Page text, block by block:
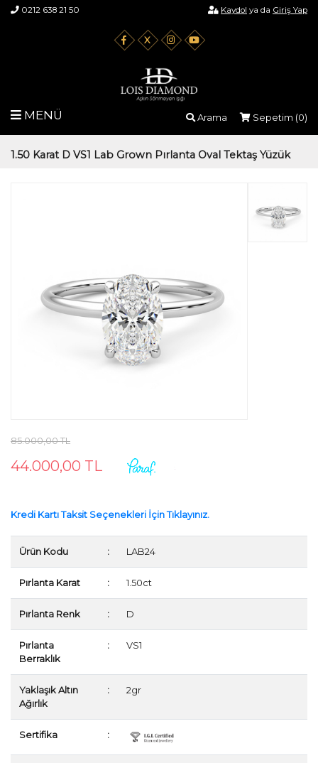
0212 638 21 50 Kaydol ya da Giriş Yap
X
MENÜ Arama Sepetim (0)
1.50 Karat D VS1 Lab Grown Pırlanta Oval Tektaş Yüzük
85.000,00 TL
44.000,00 TL
Kredi Kartı Taksit Seçenekleri İçin Tıklayınız.
Ürün Kodu : LAB24
Pırlanta Karat : 1.50ct
Pırlanta Renk : D
Pırlanta
Berraklık
: VS1
Yaklaşık Altın
Ağırlık
: 2gr
Sertifika :